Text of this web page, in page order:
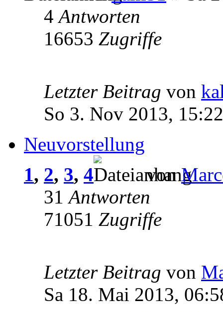
4Antworten
16653 Zugriffe
Letzter Beitrag von
So 3. Nov 2013, 15:22
Neuvorstellung
1, 2, 3, 4 von
31Antworten
71051 Zugriffe
Letzter Beitrag von
Sa 18. Mai 2013,